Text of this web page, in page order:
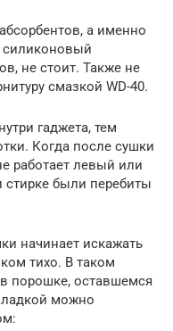
а именно
силиконовый
не стоит. Также не
смазкой WD-40.
гаджета, тем
Когда после сушки
работает левый или
были перебиты
начинает искажать
тихо. В таком
порошке, оставшемся
можно